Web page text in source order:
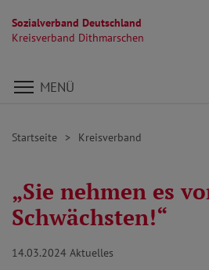
Sozialverband Deutschland
Kreisverband Dithmarschen
Direkt zu den Inhalten springen
MENÜ
Startseite Kreisverband
„Sie nehmen es
Schwächsten!“
14.03.2024 Aktuelles